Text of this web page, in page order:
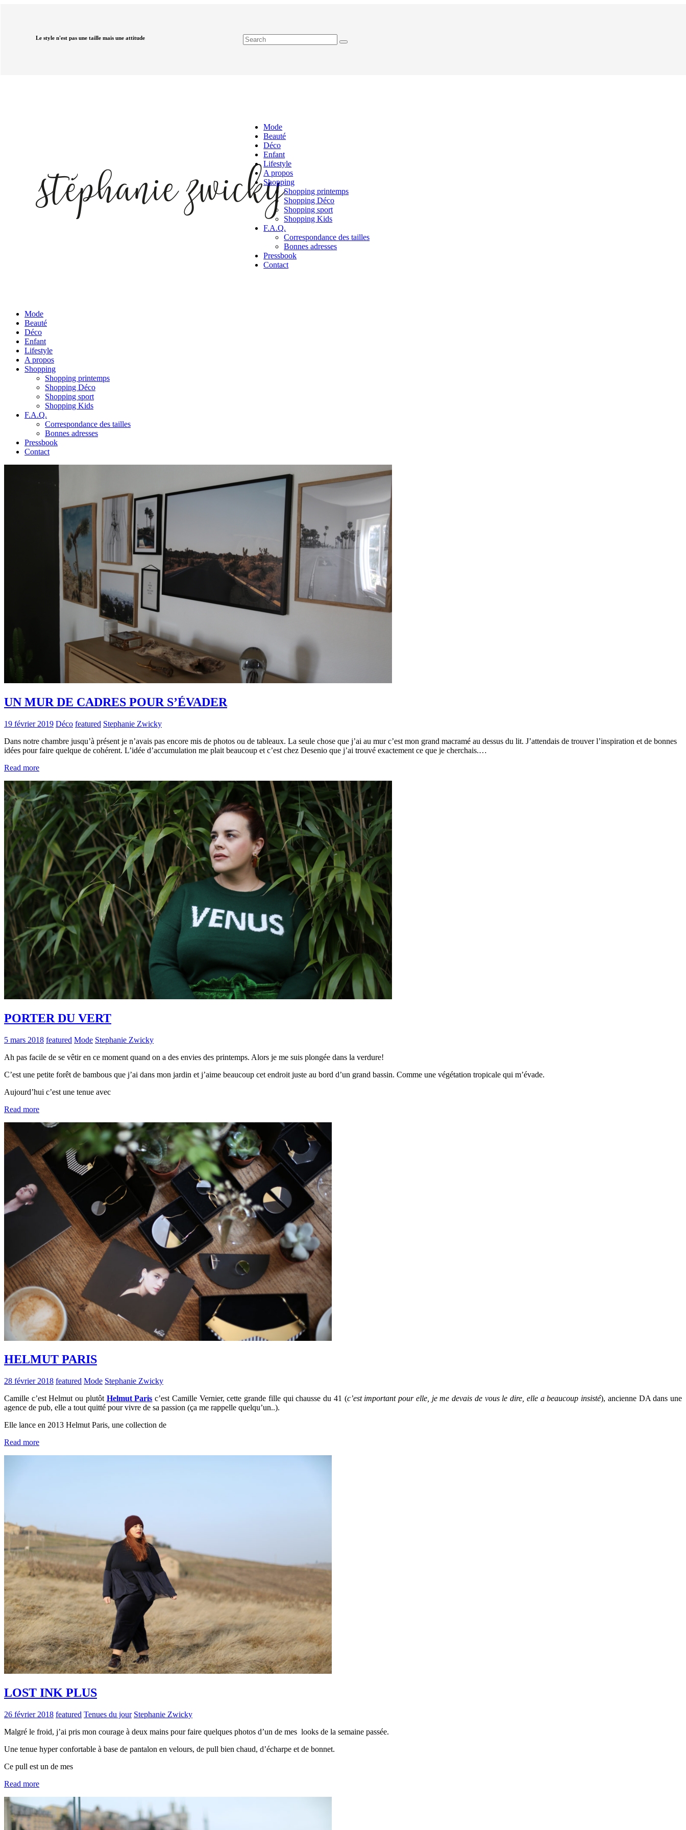
Le style n'est pas une taille mais une attitude
Mode
Beauté
Déco
Enfant
Lifestyle
A propos
Shopping
Shopping printemps
Shopping Déco
Shopping sport
Shopping Kids
F.A.Q.
Correspondance des tailles
Bonnes adresses
Pressbook
Contact
Mode
Beauté
Déco
Enfant
Lifestyle
A propos
Shopping
Shopping printemps
Shopping Déco
Shopping sport
Shopping Kids
F.A.Q.
Correspondance des tailles
Bonnes adresses
Pressbook
Contact
UN MUR DE CADRES POUR S’ÉVADER
19 février 2019 Déco featured Stephanie Zwicky
Dans notre chambre jusqu’à présent je n’avais pas encore mis de photos ou de tableaux. La seule chose que j’ai au mur c’est mon grand macramé au dessus du lit. J’attendais de trouver l’inspiration et de bonnes
idées pour faire quelque de cohérent. L’idée d’accumulation me plait beaucoup et c’est chez Desenio que j’ai trouvé exactement ce que je cherchais.…
Read more
PORTER DU VERT
5 mars 2018 featured Mode Stephanie Zwicky
Ah pas facile de se vêtir en ce moment quand on a des envies des printemps. Alors je me suis plongée dans la verdure!
C’est une petite forêt de bambous que j’ai dans mon jardin et j’aime beaucoup cet endroit juste au bord d’un grand bassin. Comme une végétation tropicale qui m’évade.
Aujourd’hui c’est une tenue avec
Read more
HELMUT PARIS
28 février 2018 featured Mode Stephanie Zwicky
Camille c’est Helmut ou plutôt Helmut Paris c’est Camille Vernier, cette grande fille qui chausse du 41 (c’est important pour elle, je me devais de vous le dire, elle a beaucoup insisté), ancienne DA dans une
agence de pub, elle a tout quitté pour vivre de sa passion (ça me rappelle quelqu’un..).
Elle lance en 2013 Helmut Paris, une collection de
Read more
LOST INK PLUS
26 février 2018 featured Tenues du jour Stephanie Zwicky
Malgré le froid, j’ai pris mon courage à deux mains pour faire quelques photos d’un de mes looks de la semaine passée.
Une tenue hyper confortable à base de pantalon en velours, de pull bien chaud, d’écharpe et de bonnet.
Ce pull est un de mes
Read more